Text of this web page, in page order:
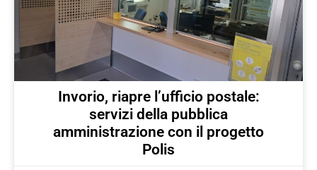
Invorio, riapre l’ufficio postale:
servizi della pubblica
amministrazione con il progetto
Polis